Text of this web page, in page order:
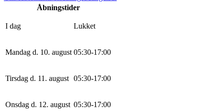
Åbningstider
I dag Lukket
Mandag d. 10. august 05:30-17:00
Tirsdag d. 11. august 05:30-17:00
Onsdag d. 12. august 05:30-17:00